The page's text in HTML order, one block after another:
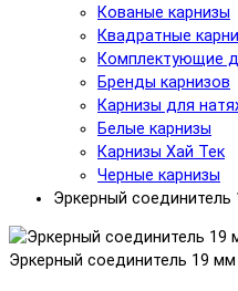
Кованые карнизы
Квадратные
Комплектующие
Бренды карнизов
Карнизы для
Белые карнизы
Карнизы Хай Тек
Черные карнизы
Эркерный соединитель
Эркерный соединитель 19 мм